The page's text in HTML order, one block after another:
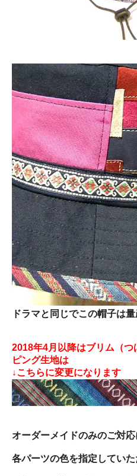
ドラマと同じでこの帽子は量
2018年4月以降はブリム（つ
ピング生地は
↓こちらに変更になります
オーダーメイドのみのご対応
各パーツの色を指定していた